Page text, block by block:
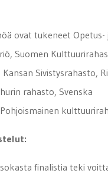
ovat tukeneet Opetus-
Suomen
Sivistysrahasto,
rahasto, Svenska
finalistia teki